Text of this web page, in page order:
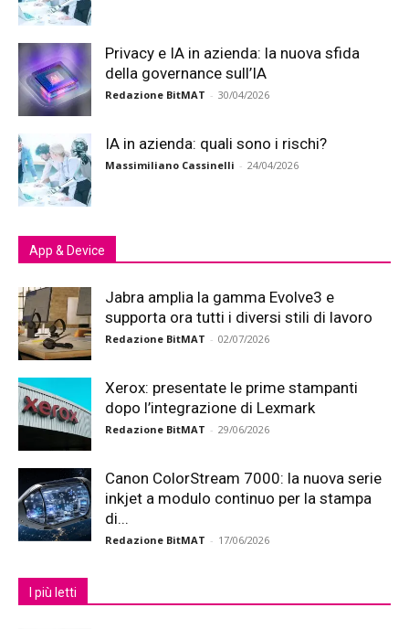
Privacy e IA in azienda: la nuova sfida
della governance sull’IA
Redazione BitMAT - 30/04/2026
IA in azienda: quali sono i rischi?
Massimiliano Cassinelli - 24/04/2026
App & Device
Jabra amplia la gamma Evolve3 e
supporta ora tutti i diversi stili di lavoro
Redazione BitMAT - 02/07/2026
Xerox: presentate le prime stampanti
dopo l’integrazione di Lexmark
Redazione BitMAT - 29/06/2026
Canon ColorStream 7000: la nuova serie
inkjet a modulo continuo per la stampa
di...
Redazione BitMAT - 17/06/2026
I più letti